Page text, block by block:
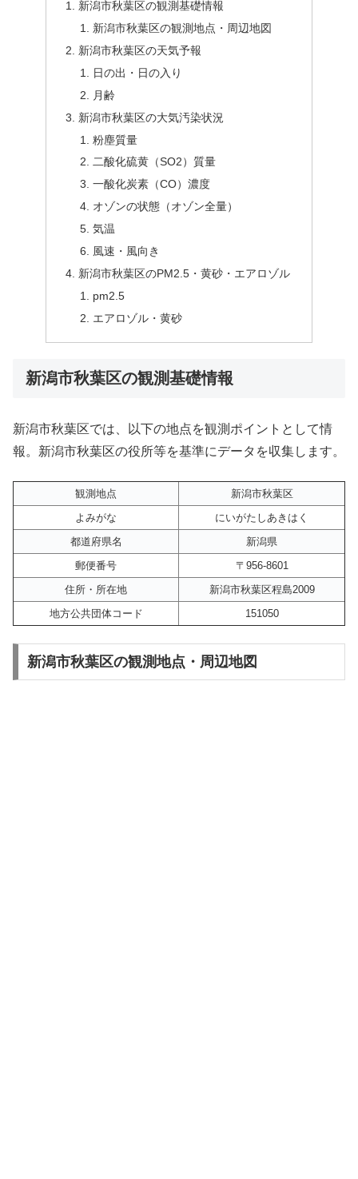
新潟市秋葉区の観測基礎情報
新潟市秋葉区の観測地点・周辺地図
新潟市秋葉区の天気予報
日の出・日の入り
月齢
新潟市秋葉区の大気汚染状況
粉塵質量
二酸化硫黄（SO2）質量
一酸化炭素（CO）濃度
オゾンの状態（オゾン全量）
気温
風速・風向き
新潟市秋葉区のPM2.5・黄砂・エアロゾル
pm2.5
エアロゾル・黄砂
新潟市秋葉区の観測基礎情報
新潟市秋葉区では、以下の地点を観測ポイントとして情
報。新潟市秋葉区の役所等を基準にデータを収集します。
観測地点
新潟市秋葉区
よみがな
にいがたしあきはく
都道府県名
新潟県
郵便番号
〒956-8601
住所・所在地
新潟市秋葉区程島2009
地方公共団体コード
151050
新潟市秋葉区の観測地点・周辺地図